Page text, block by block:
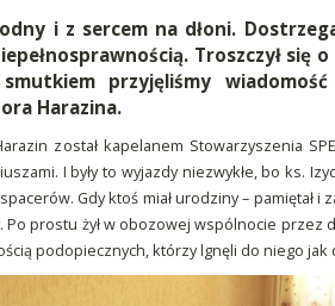
i z sercem na dłoni.
Troszczył się
przyjęliśmy
Harazina.
został kapelanem Stowarzyszenia
I były to wyjazdy niezwykłe, bo ks.
Gdy ktoś miał urodziny – pamiętał i
prostu żył w obozowej wspólnocie przez
podopiecznych, którzy lgnęli do niego jak